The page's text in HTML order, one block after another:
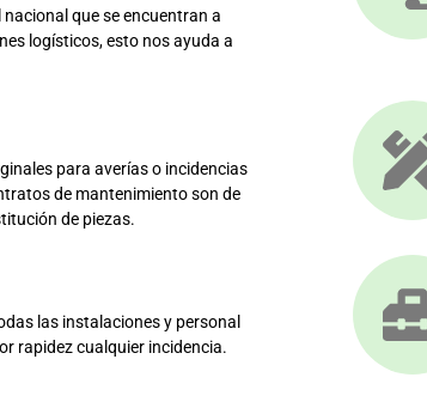
que se encuentran a
logísticos, esto nos ayuda a
para averías o incidencias
de mantenimiento son de
de piezas.
las instalaciones y personal
rapidez cualquier incidencia.